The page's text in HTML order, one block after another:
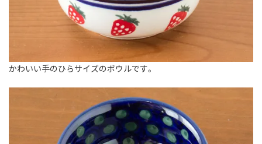
かわいい手のひらサイズのボウルです。